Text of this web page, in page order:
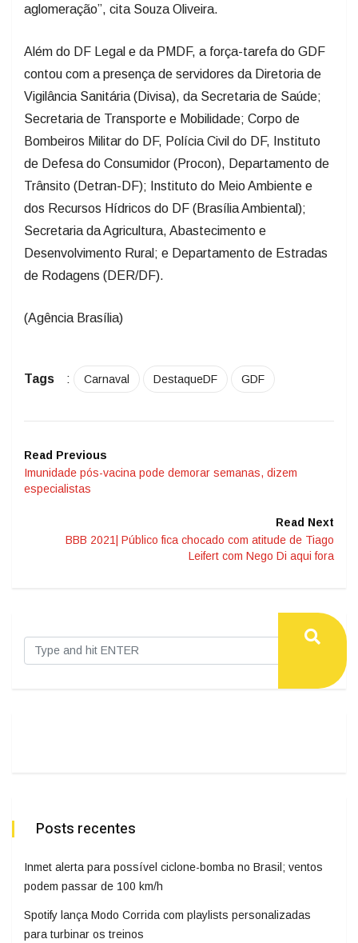
aglomeração”, cita Souza Oliveira.
Além do DF Legal e da PMDF, a força-tarefa do GDF
contou com a presença de servidores da Diretoria de
Vigilância Sanitária (Divisa), da Secretaria de Saúde;
Secretaria de Transporte e Mobilidade; Corpo de
Bombeiros Militar do DF, Polícia Civil do DF, Instituto
de Defesa do Consumidor (Procon), Departamento de
Trânsito (Detran-DF); Instituto do Meio Ambiente e
dos Recursos Hídricos do DF (Brasília Ambiental);
Secretaria da Agricultura, Abastecimento e
Desenvolvimento Rural; e Departamento de Estradas
de Rodagens (DER/DF).
(Agência Brasília)
Tags : Carnaval DestaqueDF GDF
Read Previous
Imunidade pós-vacina pode demorar semanas, dizem
especialistas
Read Next
BBB 2021| Público fica chocado com atitude de Tiago
Leifert com Nego Di aqui fora
Posts recentes
Inmet alerta para possível ciclone-bomba no Brasil; ventos
podem passar de 100 km/h
Spotify lança Modo Corrida com playlists personalizadas
para turbinar os treinos